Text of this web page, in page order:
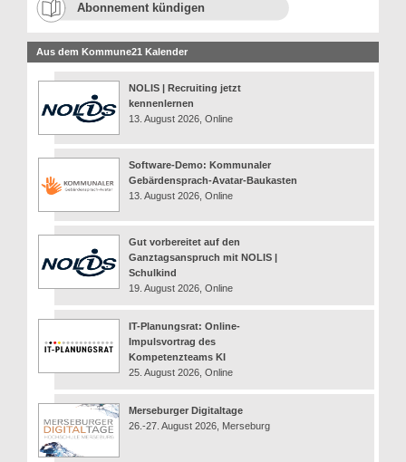
Abonnement kündigen
Aus dem Kommune21 Kalender
NOLIS | Recruiting jetzt
kennenlernen
13. August 2026, Online
Software-Demo: Kommunaler
Gebärdensprach-Avatar-Baukasten
13. August 2026, Online
Gut vorbereitet auf den
Ganztagsanspruch mit NOLIS |
Schulkind
19. August 2026, Online
IT-Planungsrat: Online-
Impulsvortrag des
Kompetenzteams KI
25. August 2026, Online
Merseburger Digitaltage
26.-27. August 2026, Merseburg